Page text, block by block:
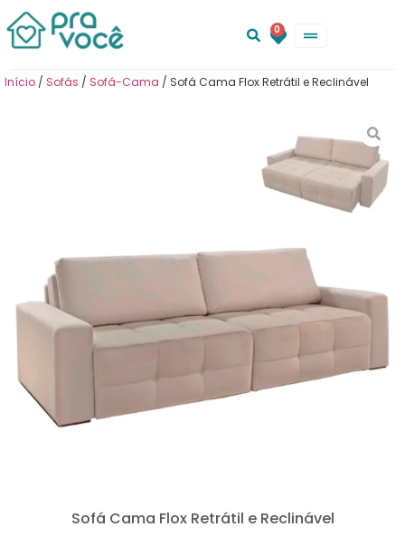
0
Início / Sofás / Sofá-Cama / Sofá Cama Flox Retrátil e Reclinável
Sofá Cama Flox Retrátil e Reclinável